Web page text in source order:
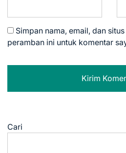
Simpan nama, email, dan
peramban ini untuk komentar
Cari